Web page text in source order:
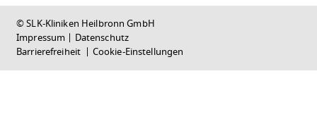
© SLK-Kliniken Heilbronn GmbH
Impressum | Datenschutz
Barrierefreiheit | Cookie-Einstellungen